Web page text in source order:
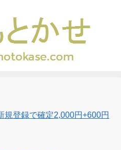
規登録で確定2,000円+600円